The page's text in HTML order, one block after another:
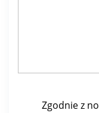
Zgodnie z